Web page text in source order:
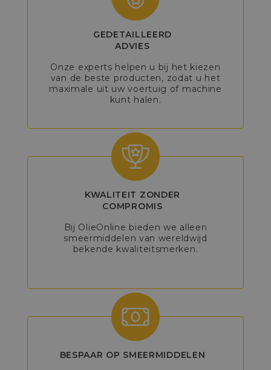
GEDETAILLEERD
ADVIES
Onze experts helpen u bij het kiezen
van de beste producten, zodat u het
maximale uit uw voertuig of machine
kunt halen.
KWALITEIT ZONDER
COMPROMIS
Bij OlieOnline bieden we alleen
smeermiddelen van wereldwijd
bekende kwaliteitsmerken.
BESPAAR OP SMEERMIDDELEN